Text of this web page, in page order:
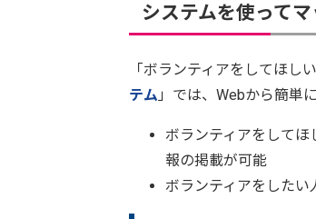
システムを使って
「ボランティアをしてほし
テム 」では、Webから簡単
ボランティアをして
報の掲載が可能
ボランティアをした